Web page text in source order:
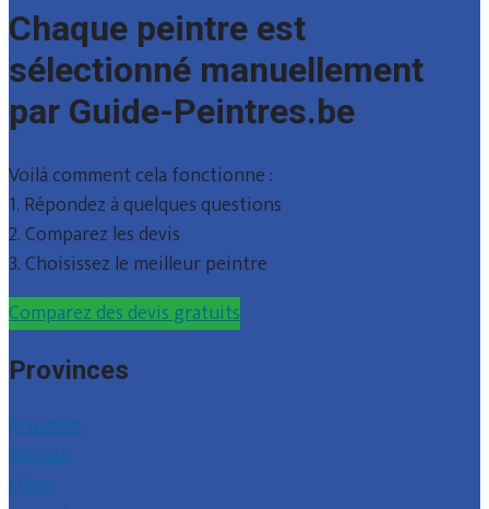
Chaque peintre est
sélectionné manuellement
par Guide-Peintres.be
Voilà comment cela fonctionne :
1. Répondez à quelques questions
2. Comparez les devis
3. Choisissez le meilleur peintre
Comparez des devis gratuits
Provinces
Bruxelles
Hainaut
Liège